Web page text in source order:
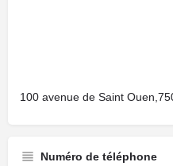
100 avenue de Saint
Numéro de téléphone